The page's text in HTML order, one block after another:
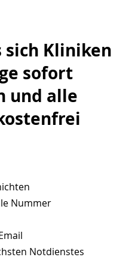
sich Kliniken
sofort
und alle
Nummer
Notdienstes